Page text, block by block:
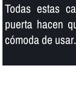
Todas estas
puerta hacen
cómoda de usar.